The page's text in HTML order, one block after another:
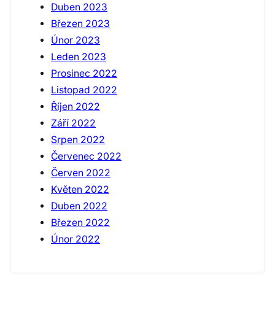
Duben 2023
Březen 2023
Únor 2023
Leden 2023
Prosinec 2022
Listopad 2022
Říjen 2022
Září 2022
Srpen 2022
Červenec 2022
Červen 2022
Květen 2022
Duben 2022
Březen 2022
Únor 2022